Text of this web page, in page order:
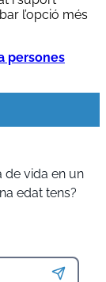
l’opció més
persones
de vida en un
edat tens?